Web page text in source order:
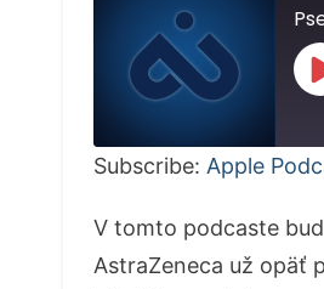
Subscribe: Apple
V tomto podcaste
AstraZeneca už opäť